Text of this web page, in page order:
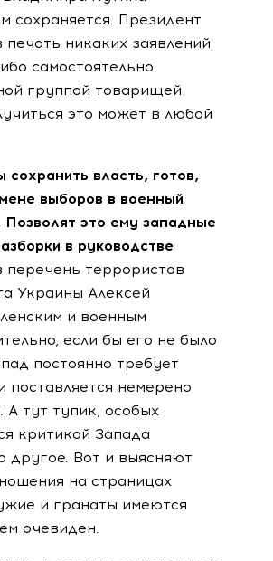
сохраняется. Президент
никаких заявлений
самостоятельно
группой товарищей
это может в любой
власть, готов,
выборов в военный
это ему западные
в руководстве
террористов
Украины Алексей
и военным
если бы его не было
постоянно требует
поставляется немерено
тут тупик, особых
критикой Запада
другое. Вот и выясняют
на страницах
и гранаты имеются
очевиден.